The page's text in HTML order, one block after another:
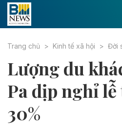
Trang chủ Kinh tế xã hội Đời
Lượng du
Pa dịp nghỉ lễ
30%